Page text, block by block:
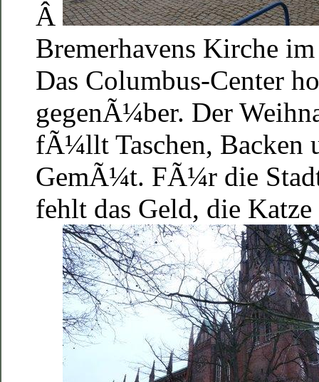
Â
Bremerhavens Kirche
Das Columbus-Center
gegenÃ¼ber. Der
fÃ¼llt Taschen, Backen
GemÃ¼t. FÃ¼r die
fehlt das Geld, die